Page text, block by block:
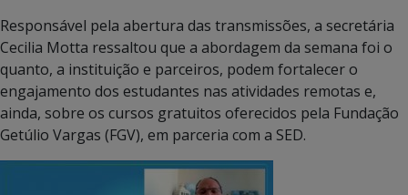
Responsável pela abertura das transmissões, a secretária
Cecilia Motta ressaltou que a abordagem da semana foi o
quanto, a instituição e parceiros, podem fortalecer o
engajamento dos estudantes nas atividades remotas e,
ainda, sobre os cursos gratuitos oferecidos pela Fundação
Getúlio Vargas (FGV), em parceria com a SED.